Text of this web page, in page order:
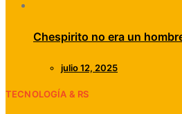
Chespirito no era un
julio 12, 2025
TECNOLOGÍA & RS